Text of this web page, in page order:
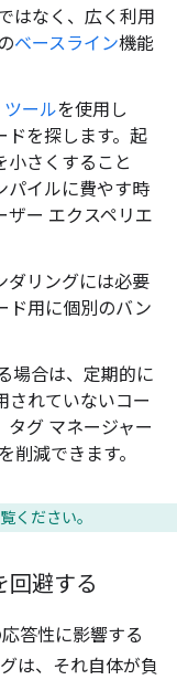
はなく、広く利用
ベースライン機能
ツールを使用し
ドを探します。起
小さくすること
パイルに費やす時
ザー エクスペリエ
ダリングには必要
ド用に個別のバン
場合は、定期的に
されていないコー
タグ マネージャー
減できます。
ください。
回避する
答性に影響する
は、それ自体が負